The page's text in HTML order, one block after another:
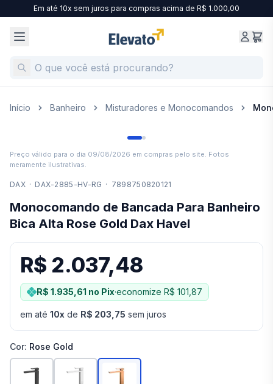
Em até 10x sem juros para compras acima de R$ 1.000,00
Início Banheiro Misturadores e Monocomandos
Preço válido para o dia 09/08/2026 em compras pelo site. Fotos
meramente ilustrativas.
DAX · DAX-2885-HV-RG · 7898750820121
Monocomando de Bancada Para Banheiro
Bica Alta Rose Gold Dax Havel
R$ 2.037,48
R$ 1.935,61 no Pix·economize R$ 101,87
em até 10x de R$ 203,75 sem juros
Cor: Rose Gold